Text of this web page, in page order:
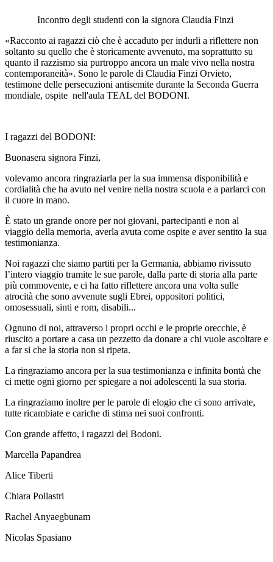
Incontro degli studenti con la signora Claudia Finzi
«Racconto ai ragazzi ciò che è accaduto per indurli a riflettere non
soltanto su quello che è storicamente avvenuto, ma soprattutto su
quanto il razzismo sia purtroppo ancora un male vivo nella nostra
contemporaneità». Sono le parole di Claudia Finzi Orvieto,
testimone delle persecuzioni antisemite durante la Seconda Guerra
mondiale, ospite nell'aula TEAL del BODONI.
I ragazzi del BODONI:
Buonasera signora Finzi,
volevamo ancora ringraziarla per la sua immensa disponibilità e
cordialità che ha avuto nel venire nella nostra scuola e a parlarci con
il cuore in mano.
È stato un grande onore per noi giovani, partecipanti e non al
viaggio della memoria, averla avuta come ospite e aver sentito la sua
testimonianza.
Noi ragazzi che siamo partiti per la Germania, abbiamo rivissuto
l’intero viaggio tramite le sue parole, dalla parte di storia alla parte
più commovente, e ci ha fatto riflettere ancora una volta sulle
atrocità che sono avvenute sugli Ebrei, oppositori politici,
omosessuali, sinti e rom, disabili...
Ognuno di noi, attraverso i propri occhi e le proprie orecchie, è
riuscito a portare a casa un pezzetto da donare a chi vuole ascoltare e
a far si che la storia non si ripeta.
La ringraziamo ancora per la sua testimonianza e infinita bontà che
ci mette ogni giorno per spiegare a noi adolescenti la sua storia.
La ringraziamo inoltre per le parole di elogio che ci sono arrivate,
tutte ricambiate e cariche di stima nei suoi confronti.
Con grande affetto, i ragazzi del Bodoni.
Marcella Papandrea
Alice Tiberti
Chiara Pollastri
Rachel Anyaegbunam
Nicolas Spasiano